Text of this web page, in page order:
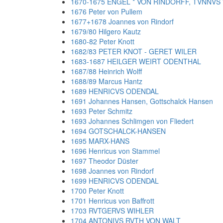
1676 Peter von Pullem
1677+1678 Joannes von Rindorf
1679/80 Hilgero Kautz
1680-82 Peter Knott
1682/83 PETER KNOT - GERET WILER
1683-1687 HEILGER WEIRT ODENTHAL
1687/88 Heinrich Wolff
1688/89 Marcus Hantz
1689 HENRICVS ODENDAL
1691 Johannes Hansen, Gottschalck Hansen
1693 Peter Schmitz
1693 Johannes Schlimgen von Fliedert
1694 GOTSCHALCK-HANSEN
1695 MARX-HANS
1696 Henricus von Stammel
1697 Theodor Düster
1698 Joannes von Rindorf
1699 HENRICVS ODENDAL
1700 Peter Knott
1701 Henricus von Baffrott
1703 RVTGERVS WIHLER
1704 ANTONIVS RVTH VON WALT